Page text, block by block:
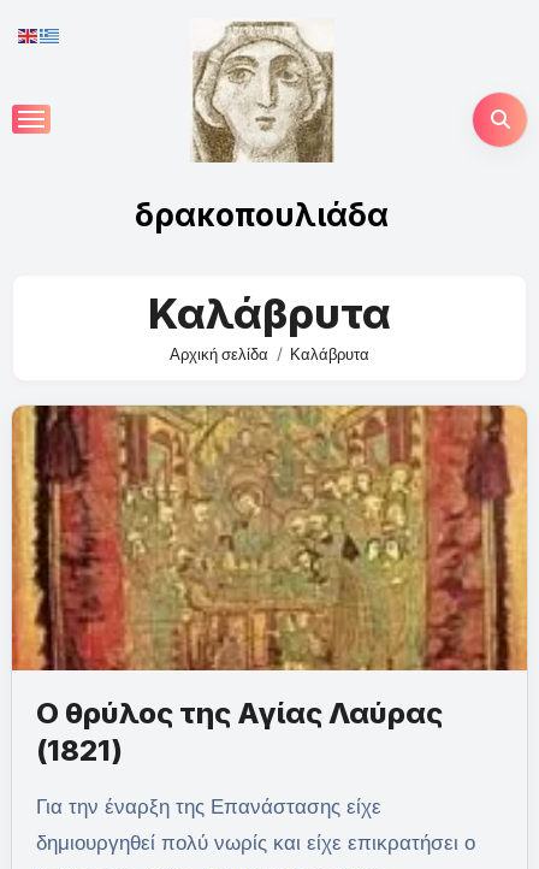
to
δρακοπουλιάδα
Καλάβρυτα
Αρχική σελίδα Καλάβρυτα
Ο θρύλος της Αγίας Λαύρας
(1821)
Για την έναρξη της Επανάστασης είχε
δημιουργηθεί πολύ νωρίς και είχε επικρατήσει ο